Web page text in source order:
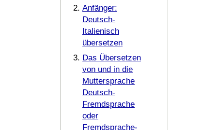
Anfänger:
Deutsch-
Italienisch
übersetzen
Das Übersetzen
von und in die
Muttersprache
Deutsch-
Fremdsprache
oder
Fremdsprache-